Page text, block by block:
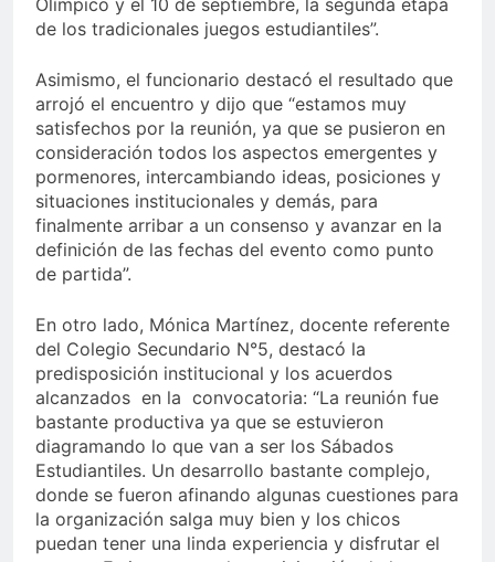
Olímpico y el 10 de septiembre, la segunda etapa
de los tradicionales juegos estudiantiles”.
Asimismo, el funcionario destacó el resultado que
arrojó el encuentro y dijo que “estamos muy
satisfechos por la reunión, ya que se pusieron en
consideración todos los aspectos emergentes y
pormenores, intercambiando ideas, posiciones y
situaciones institucionales y demás, para
finalmente arribar a un consenso y avanzar en la
definición de las fechas del evento como punto
de partida”.
En otro lado, Mónica Martínez, docente referente
del Colegio Secundario N°5, destacó la
predisposición institucional y los acuerdos
alcanzados en la convocatoria: “La reunión fue
bastante productiva ya que se estuvieron
diagramando lo que van a ser los Sábados
Estudiantiles. Un desarrollo bastante complejo,
donde se fueron afinando algunas cuestiones para
la organización salga muy bien y los chicos
puedan tener una linda experiencia y disfrutar el